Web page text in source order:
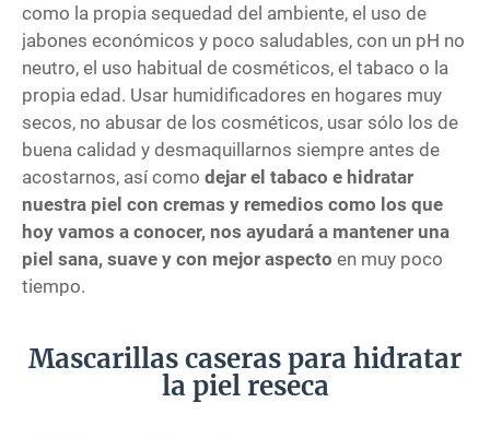
como la propia sequedad del ambiente, el uso de
jabones económicos y poco saludables, con un pH no
neutro, el uso habitual de cosméticos, el tabaco o la
propia edad. Usar humidificadores en hogares muy
secos, no abusar de los cosméticos, usar sólo los de
buena calidad y desmaquillarnos siempre antes de
acostarnos, así como dejar el tabaco e hidratar
nuestra piel con cremas y remedios como los que
hoy vamos a conocer, nos ayudará a mantener una
piel sana, suave y con mejor aspecto en muy poco
tiempo.
Mascarillas caseras para hidratar
la piel reseca